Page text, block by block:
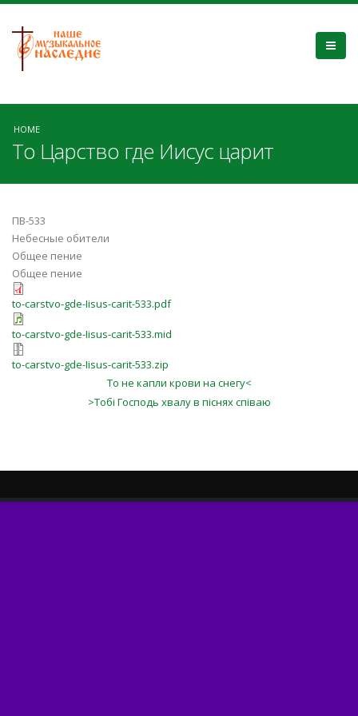
HOME
То Царство где Иисус царит
ПВ-533
Небесные обители
Общее пение
Общее пение
to-carstvo-gde-Iisus-carit-533.pdf
to-carstvo-gde-Iisus-carit-533.mid
to-carstvo-gde-Iisus-carit-533.zip
То не капли крови на снегу<
>Тобі Господь хвалу в піснях співаю